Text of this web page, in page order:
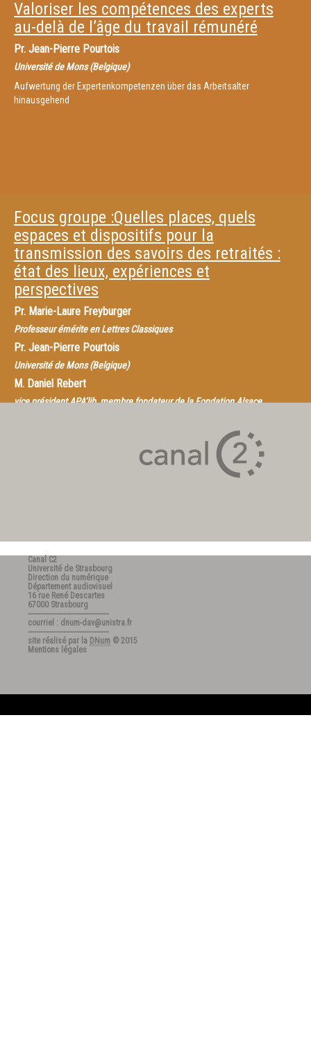
Valoriser les compétences des experts
au-delà de l’âge du travail rémunéré
Pr. Jean-Pierre Pourtois
Université de Mons (Belgique)
Aufwertung der Expertenkompetenzen über das Arbeitsalter
hinausgehend
Focus groupe :Quelles places, quels
espaces et dispositifs pour la
transmission des savoirs des retraités :
état des lieux, expériences et
perspectives
Pr. Marie-Laure Freyburger
Professeur émérite en Lettres Classiques
Pr. Jean-Pierre Pourtois
Université de Mons (Belgique)
M. Daniel Rebert
vice président APA’lib, membre fondateur de la Fondation Alsace
Prof. émérite à l'U.C.O.-IPSA, Prof. associé à l'Université de Sherbrooke
(Canada), Chercheur associé à l'Université Paris X
Welche Räume und Dispositive für den Wissenstransfer der älteren
Canal C2
Université de Strasbourg
Direction du numérique
Département audiovisuel
16 rue René Descartes
67000 Strasbourg
---------------------------------------
courriel : dnum-dav@unistra.fr
---------------------------------------
site réalisé par la DNum © 2015
Mentions légales